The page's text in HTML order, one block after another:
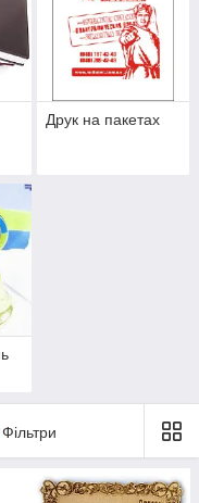
Друк на пакетах
Фільтри